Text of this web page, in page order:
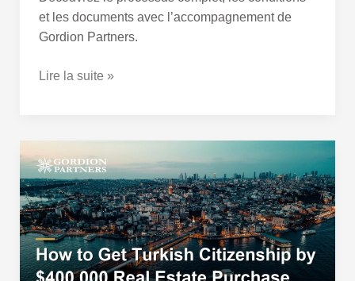
et les documents avec l’accompagnement de
Gordion Partners.
Lire la suite »
obtenir
la
citoyenneté
turque
par
l’achat